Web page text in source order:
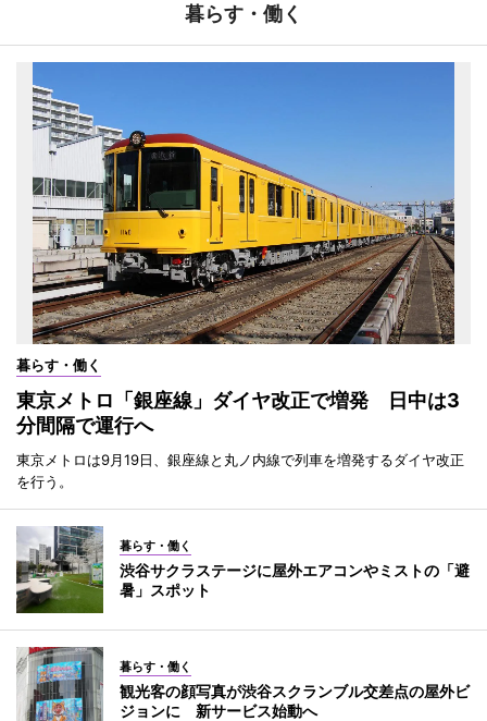
暮らす・働く
暮らす・働く
東京メトロ「銀座線」ダイヤ改正で増発 日中は3
分間隔で運行へ
東京メトロは9月19日、銀座線と丸ノ内線で列車を増発するダイヤ改正
を行う。
暮らす・働く
渋谷サクラステージに屋外エアコンやミストの「避
暑」スポット
暮らす・働く
観光客の顔写真が渋谷スクランブル交差点の屋外ビ
ジョンに 新サービス始動へ